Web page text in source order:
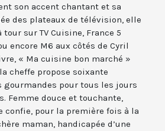
son accent chantant et sa
des plateaux de télévision, elle
sur TV Cuisine, France 5
encore M6 aux côtés de Cyril
« Ma cuisine bon marché »
cheffe propose soixante
pour tous les jours
Femme douce et touchante,
confie, pour la première fois à la
maman, handicapée d’une